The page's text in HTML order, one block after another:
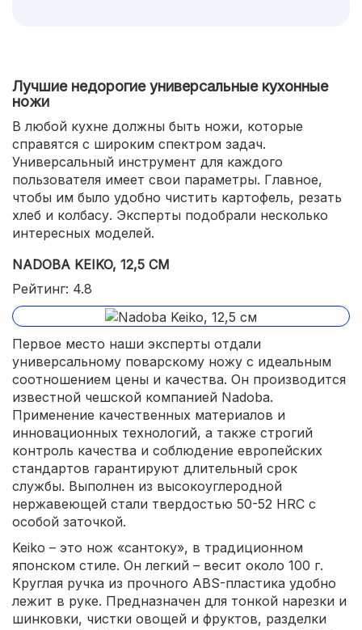
Лучшие недорогие универсальные кухонные
ножи
В любой кухне должны быть ножи, которые
справятся с широким спектром задач.
Универсальный инструмент для каждого
пользователя имеет свои параметры. Главное,
чтобы им было удобно чистить картофель, резать
хлеб и колбасу. Эксперты подобрали несколько
интересных моделей.
NADOBA KEIKO, 12,5 СМ
Рейтинг: 4.8
Первое место наши эксперты отдали
универсальному поварскому ножу с идеальным
соотношением цены и качества. Он производится
известной чешской компанией Nadoba.
Применение качественных материалов и
инновационных технологий, а также строгий
контроль качества и соблюдение европейских
стандартов гарантируют длительный срок
службы. Выполнен из высокоуглеродной
нержавеющей стали твердостью 50-52 HRC с
особой заточкой.
Keiko – это нож «сантоку», в традиционном
японском стиле. Он легкий – весит около 100 г.
Круглая ручка из прочного ABS-пластика удобно
лежит в руке. Предназначен для тонкой нарезки и
шинковки, чистки овощей и фруктов, разделки